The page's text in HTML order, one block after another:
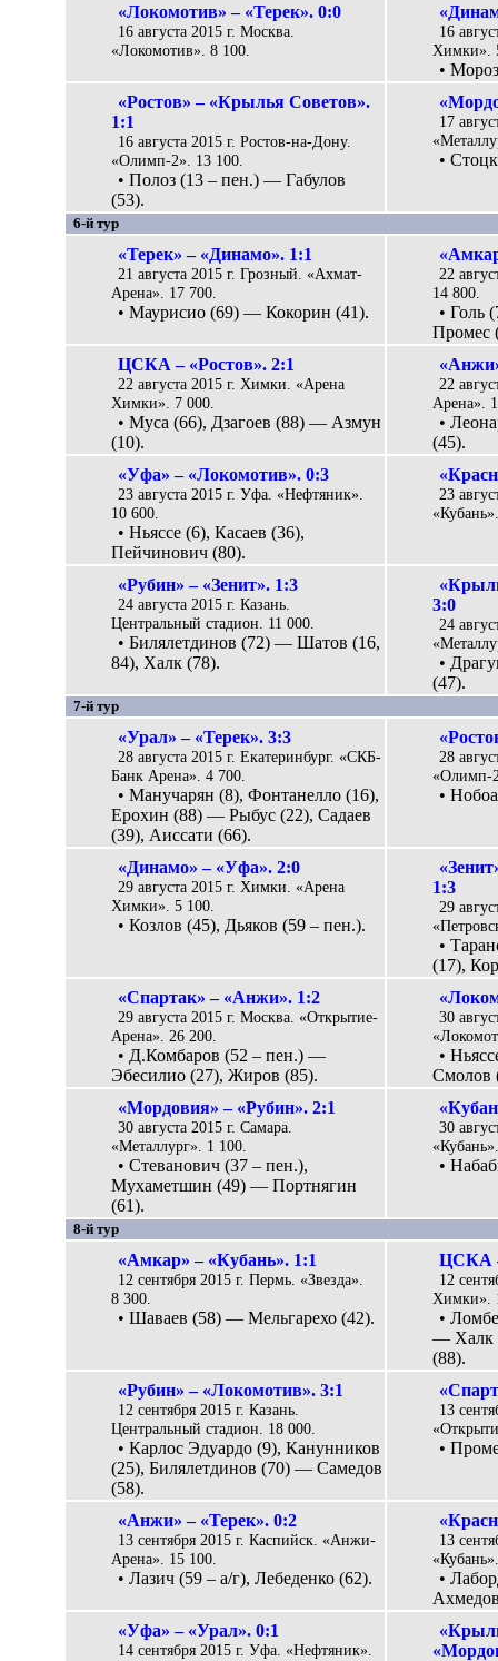
«Локомотив» – «Терек». 0:0
16 августа 2015 г. Москва.
«Локомотив». 8 100.
16
Химки».
•
«Ростов» – «Крылья Советов».
1:1
16 августа 2015 г. Ростов-на-Дону.
«Олимп-2». 13 100.
• Полоз (13 – пен.) — Габулов
(53).
17
•
6-й тур
«Терек» – «Динамо». 1:1
21 августа 2015 г. Грозный. «Ахмат-
Арена». 17 700.
• Маурисио (69) — Кокорин (41).
22
14 800.
• Голь
Промес
ЦСКА – «Ростов». 2:1
22 августа 2015 г. Химки. «Арена
Химки». 7 000.
• Муса (66), Дзагоев (88) — Азмун
(10).
22
Арена».
•
(45).
«Уфа» – «Локомотив». 0:3
23 августа 2015 г. Уфа. «Нефтяник».
10 600.
• Ньяссе (6), Касаев (36),
Пейчинович (80).
23
«Рубин» – «Зенит». 1:3
24 августа 2015 г. Казань.
Центральный стадион. 11 000.
• Билялетдинов (72) — Шатов (16,
84), Халк (78).
3:0
24
•
(47).
7-й тур
«Урал» – «Терек». 3:3
28 августа 2015 г. Екатеринбург. «СКБ-
Банк Арена». 4 700.
• Манучарян (8), Фонтанелло (16),
Ерохин (88) — Рыбус (22), Садаев
(39), Аиссати (66).
28
«Олимп-
•
«Динамо» – «Уфа». 2:0
29 августа 2015 г. Химки. «Арена
Химки». 5 100.
• Козлов (45), Дьяков (59 – пен.).
1:3
29
•
(17),
«Спартак» – «Анжи». 1:2
29 августа 2015 г. Москва. «Открытие-
Арена». 26 200.
• Д.Комбаров (52 – пен.) —
Эбесилио (27), Жиров (85).
30
•
Смолов
«Мордовия» – «Рубин». 2:1
30 августа 2015 г. Самара.
«Металлург». 1 100.
• Стеванович (37 – пен.),
Мухаметшин (49) — Портнягин
(61).
30
•
8-й тур
«Амкар» – «Кубань». 1:1
12 сентября 2015 г. Пермь. «Звезда».
8 300.
• Шаваев (58) — Мельгарехо (42).
ЦСКА
12
Химки».
•
— Халк
(88).
«Рубин» – «Локомотив». 3:1
12 сентября 2015 г. Казань.
Центральный стадион. 18 000.
• Карлос Эдуардо (9), Канунников
(25), Билялетдинов (70) — Самедов
(58).
13
•
«Анжи» – «Терек». 0:2
13 сентября 2015 г. Каспийск. «Анжи-
Арена». 15 100.
• Лазич (59 – а/г), Лебеденко (62).
13
•
«Уфа» – «Урал». 0:1
14 сентября 2015 г. Уфа. «Нефтяник».